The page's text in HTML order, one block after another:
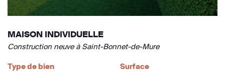
MAISON INDIVIDUELLE
Construction neuve à Saint-Bonnet-de-Mure
Type de bien
Surface